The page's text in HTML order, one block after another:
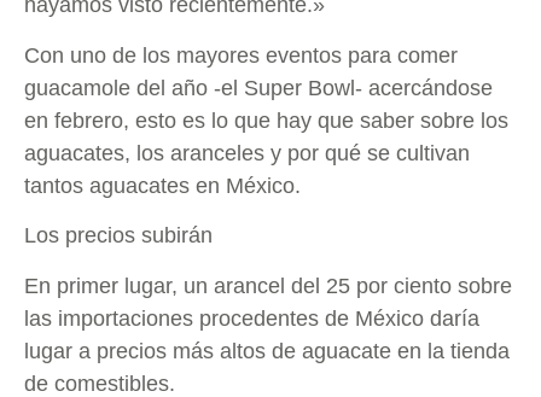
hayamos visto recientemente.»
Con uno de los mayores eventos para comer
guacamole del año -el Super Bowl- acercándose
en febrero, esto es lo que hay que saber sobre los
aguacates, los aranceles y por qué se cultivan
tantos aguacates en México.
Los precios subirán
En primer lugar, un arancel del 25 por ciento sobre
las importaciones procedentes de México daría
lugar a precios más altos de aguacate en la tienda
de comestibles.